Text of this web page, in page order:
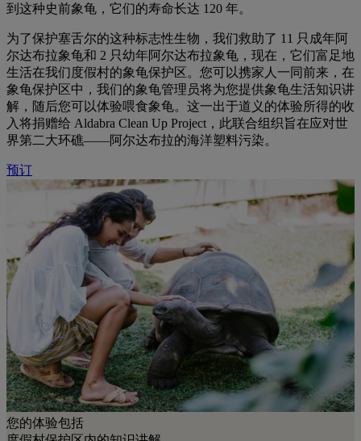
到这种史前象龟，它们的寿命长达 120 年。
为了保护塞舌尔的这种标志性生物，我们救助了 11 只成年阿
尔达布拉象龟和 2 只幼年阿尔达布拉象龟，现在，它们富足地
生活在我们度假村的象龟保护区。您可以携家人一同前来，在
象龟保护区中，我们的象龟管理员将为您提供象龟生活知识讲
解，随后您可以体验喂食象龟。这一出于道义的体验所得的收
入将捐赠给 Aldabra Clean Up Project，此联合组织旨在应对世
界第二大环礁——阿尔达布拉的海洋塑料污染。
预订
您的体验包括